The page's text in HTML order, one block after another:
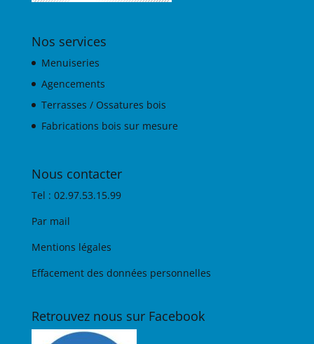
Nos services
Menuiseries
Agencements
Terrasses / Ossatures bois
Fabrications bois sur mesure
Nous contacter
Tel : 02.97.53.15.99
Par mail
Mentions légales
Effacement des données personnelles
Retrouvez nous sur Facebook